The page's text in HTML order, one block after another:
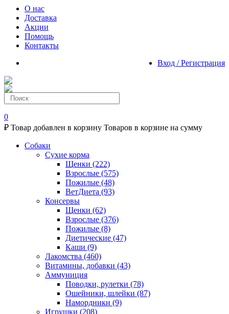
О нас
Доставка
Акции
Помощь
Контакты
Вход / Регистрация
0
₽ Товар добавлен в корзину Товаров в корзине на сумму
Собаки
Сухие корма
Щенки (222)
Взрослые (575)
Пожилые (48)
ВетДиета (93)
Консервы
Щенки (62)
Взрослые (376)
Пожилые (8)
Диетические (47)
Каши (9)
Лакомства (460)
Витамины, добавки (43)
Аммуниция
Поводки, рулетки (78)
Ошейники, шлейки (87)
Намордники (9)
Игрушки (208)